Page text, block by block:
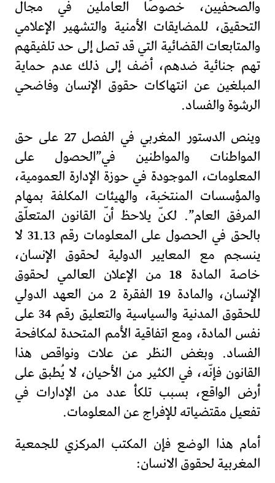
والصحفيين، خصوصًا العاملين في مجال
التحقيق، للمضايقات الأمنية والتشهير الإعلامي
والمتابعات القضائية التي قد تصل إلى حد تلفيقهم
تهم جنائية ضدهم، أضف إلى ذلك عدم حماية
المبلغين عن انتهاكات حقوق الإنسان وفاضحي
الرشوة والفساد.
وينص الدستور المغربي في الفصل 27 على حق
المواطنات والمواطنين في”الحصول على
المعلومات، الموجودة في حوزة الإدارة العمومية،
والمؤسسات المنتخبة، والهيئات المكلفة بمهام
المرفق العام”. لكنّ يلاحظ أنّ القانون المتعلّق
بالحق في الحصول على المعلومات رقم 31.13 لا
ينسجم مع المعايير الدولية لحقوق الإنسان،
خاصة المادة 18 من الإعلان العالمي لحقوق
الإنسان، والمادة 19 الفقرة 2 من العهد الدولي
للحقوق المدنية والسياسية والتعليق رقم 34 على
نفس المادة، ومع اتفاقية الأمم المتحدة لمكافحة
الفساد. وبغض النظر عن علات ونواقص هذا
القانون فإنّه، في الكثير من الأحيان، لا يُطبق على
أرض الواقع، بسبب تلكأ عدد من الإدارات في
تفعيل مقتضياته للإفراج عن المعلومات.
أمام هذا الوضع فإن المكتب المركزي للجمعية
المغربية لحقوق الانسان: